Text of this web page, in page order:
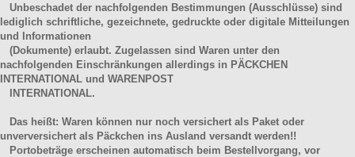
Unbeschadet der nachfolgenden Bestimmungen (Ausschlüsse) sind
lediglich schriftliche, gezeichnete, gedruckte oder digitale Mitteilungen
und Informationen
(Dokumente) erlaubt. Zugelassen sind Waren unter den
nachfolgenden Einschränkungen allerdings in PÄCKCHEN
INTERNATIONAL und WARENPOST
INTERNATIONAL.
Das heißt: Waren können nur noch versichert als Paket oder
unverversichert als Päckchen ins Ausland versandt werden!!
Portobeträge erscheinen automatisch beim Bestellvorgang, vor